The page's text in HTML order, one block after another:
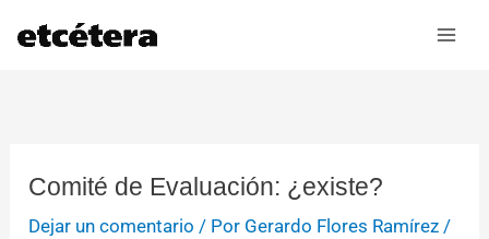
Comité de Evaluación: ¿existe?
Dejar un comentario / Por Gerardo Flores Ramírez /